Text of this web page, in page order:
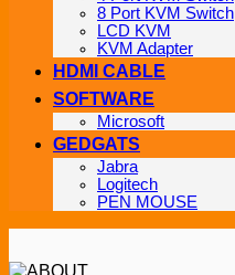
8 Port KVM Switch
LCD KVM
KVM Adapter
HDMI CABLE
SOFTWARE
Microsoft
GEDGATS
Jabra
Logitech
PEN MOUSE